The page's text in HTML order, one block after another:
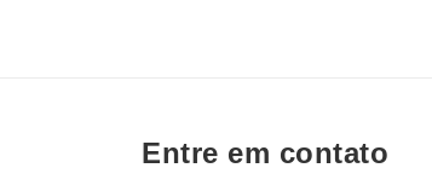
Entre em contato